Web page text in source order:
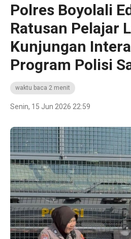
Polres Boyolali
Ratusan Pelajar
Kunjungan
Program Polisi
waktu baca 2 menit
Senin, 15 Jun 2026 22:59